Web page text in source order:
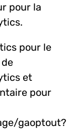
pour la
pour le
et
pour
gaoptout?